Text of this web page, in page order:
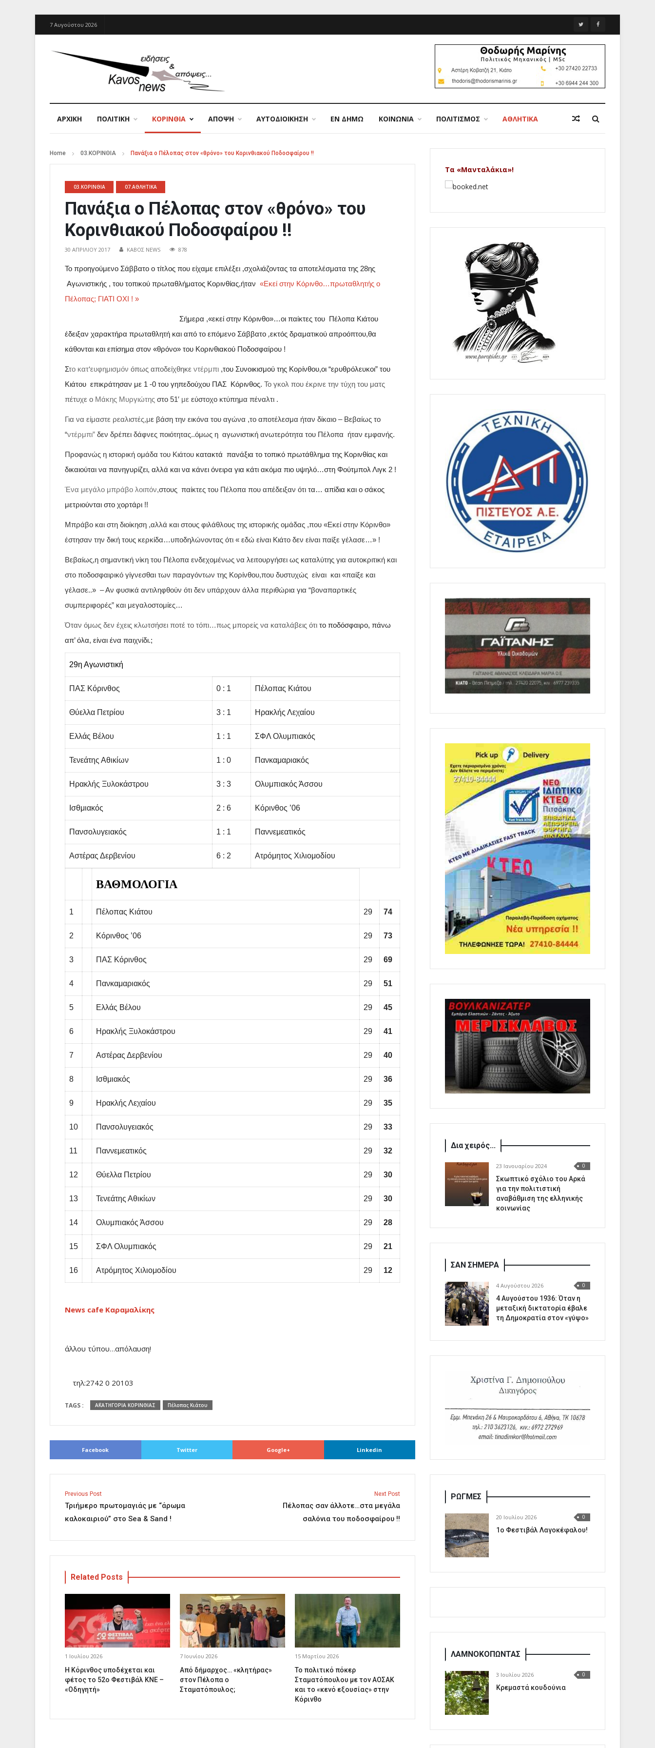
7 Αυγούστου 2026
ΑΡΧΙΚΉ ΠΟΛΙΤΙΚΗ ΚΟΡΙΝΘΙΑ ΑΠΟΨΗ ΑΥΤΟΔΙΟΙΚΗΣΗ ΕΝ ΔΗΜΩ ΚΟΙΝΩΝΙΑ ΠΟΛΙΤΙΣΜΟΣ ΑΘΛΗΤΙΚΑ
Home 03.ΚΟΡΙΝΘΙΑ Πανάξια ο Πέλοπας στον «θρόνο» του Κορινθιακού Ποδοσφαίρου !!
03.ΚΟΡΙΝΘΙΑ 07.ΑΘΛΗΤΙΚΑ
Πανάξια ο Πέλοπας στον «θρόνο» του
Κορινθιακού Ποδοσφαίρου !!
30 ΑΠΡΙΛΊΟΥ 2017 ΚΑΒΟΣ NEWS 878
Το προηγούμενο Σάββατο ο τίτλος που είχαμε επιλέξει ,σχολιάζοντας τα αποτελέσματα της 28ης
Αγωνιστικής , του τοπικού πρωταθλήματος Κορινθίας,ήταν «Εκεί στην Κόρινθο…πρωταθλητής ο
Πέλοπας; ΓΙΑΤΙ ΟΧΙ ! »
Σήμερα ,«εκεί στην Κόρινθο»…οι παίκτες του Πέλοπα Κιάτου
έδειξαν χαρακτήρα πρωταθλητή και από το επόμενο Σάββατο ,εκτός δραματικού απροόπτου,θα
κάθονται και επίσημα στον «θρόνο» του Κορινθιακού Ποδοσφαίρου !
Στο κατ‘ευφημισμόν όπως αποδείχθηκε ντέρμπι ,του Συνοικισμού της Κορίνθου,οι “ερυθρόλευκοι” του
Κιάτου επικράτησαν με 1 -0 του γηπεδούχου ΠΑΣ Κόρινθος. Το γκολ που έκρινε την τύχη του ματς
πέτυχε ο Μάκης Μυργιώτης στο 51′ με εύστοχο κτύπημα πέναλτι .
Για να είμαστε ρεαλιστές,με βάση την εικόνα του αγώνα ,το αποτέλεσμα ήταν δίκαιο – Βεβαίως το
“ντέρμπι” δεν δρέπει δάφνες ποιότητας..όμως η αγωνιστική ανωτερότητα του Πέλοπα ήταν εμφανής.
Προφανώς η ιστορική ομάδα του Κιάτου κατακτά πανάξια το τοπικό πρωτάθλημα της Κορινθίας και
δικαιούται να πανηγυρίζει, αλλά και να κάνει όνειρα για κάτι ακόμα πιο υψηλό…στη Φούτμπολ Λιγκ 2 !
Ένα μεγάλο μπράβο λοιπόν,στους παίκτες του Πέλοπα που απέδειξαν ότι τα… απίδια και ο σάκος
μετριούνται στο χορτάρι !!
Μπράβο και στη διοίκηση ,αλλά και στους φιλάθλους της ιστορικής ομάδας ,που «Εκεί στην Κόρινθο»
έστησαν την δική τους κερκίδα…υποδηλώνοντας ότι « εδώ είναι Κιάτο δεν είναι παίξε γέλασε…» !
Βεβαίως,η σημαντική νίκη του Πέλοπα ενδεχομένως να λειτουργήσει ως καταλύτης για αυτοκριτική και
στο ποδοσφαιρικό γίγνεσθαι των παραγόντων της Κορίνθου,που δυστυχώς είναι και «παίξε και
γέλασε..» – Αν φυσικά αντιληφθούν ότι δεν υπάρχουν άλλα περιθώρια για “βοναπαρτικές
συμπεριφορές” και μεγαλοστομίες…
Όταν όμως δεν έχεις κλωτσήσει ποτέ το τόπι…πως μπορείς να καταλάβεις ότι το ποδόσφαιρο, πάνω
απ’ όλα, είναι ένα παιχνίδι.;
29η Αγωνιστική
ΠΑΣ Κόρινθος 0 : 1 Πέλοπας Κιάτου
Θύελλα Πετρίου 3 : 1 Ηρακλής Λεχαίου
Ελλάς Βέλου 1 : 1 ΣΦΛ Ολυμπιακός
Τενεάτης Αθικίων 1 : 0 Πανκαμαριακός
Ηρακλής Ξυλοκάστρου 3 : 3 Ολυμπιακός Άσσου
Ισθμιακός 2 : 6 Κόρινθος ’06
Πανσολυγειακός 1 : 1 Παννεμεατικός
Αστέρας Δερβενίου 6 : 2 Ατρόμητος Χιλιομοδίου
ΒΑΘΜΟΛΟΓΙΑ
1 Πέλοπας Κιάτου 29 74
2 Κόρινθος ’06 29 73
3 ΠΑΣ Κόρινθος 29 69
4 Πανκαμαριακός 29 51
5 Ελλάς Βέλου 29 45
6 Ηρακλής Ξυλοκάστρου 29 41
7 Αστέρας Δερβενίου 29 40
8 Ισθμιακός 29 36
9 Ηρακλής Λεχαίου 29 35
10 Πανσολυγειακός 29 33
11 Παννεμεατικός 29 32
12 Θύελλα Πετρίου 29 30
13 Τενεάτης Αθικίων 29 30
14 Ολυμπιακός Άσσου 29 28
15 ΣΦΛ Ολυμπιακός 29 21
16 Ατρόμητος Χιλιομοδίου 29 12
News cafe Καραμαλίκης
άλλου τύπου…απόλαυση!
τηλ:2742 0 20103
TAGS : Α΄ΚΑΤΗΓΟΡΙΑ ΚΟΡΙΝΘΙΑΣ Πέλοπας Κιάτου
Facebook Twitter Google+ Linkedin
Previous Post
Τριήμερο πρωτομαγιάς με “άρωμα
καλοκαιριού” στο Sea & Sand !
Next Post
Πέλοπας σαν άλλοτε…στα μεγάλα
σαλόνια του ποδοσφαίρου !!
Related Posts
1 Ιουλίου 2026
Η Κόρινθος υποδέχεται και
φέτος το 52ο Φεστιβάλ ΚΝΕ –
«Οδηγητή»
7 Ιουνίου 2026
Από δήμαρχος… «κλητήρας»
στον Πέλοπα ο
Σταματόπουλος;
15 Μαρτίου 2026
Το πολιτικό πόκερ
Σταματόπουλου με τον ΑΟΣΑΚ
και το «κενό εξουσίας» στην
Κόρινθο
Τα «Μανταλάκια»!
Δια χειρός...
23 Ιανουαρίου 2024 0
Σκωπτικό σχόλιο του Αρκά
για την πολιτιστική
αναβάθμιση της ελληνικής
κοινωνίας
ΣΑΝ ΣΗΜΕΡΑ
4 Αυγούστου 2026 0
4 Αυγούστου 1936: Όταν η
μεταξική δικτατορία έβαλε
τη Δημοκρατία στον «γύψο»
ΡΩΓΜΕΣ
20 Ιουλίου 2026 0
1o Φεστιβάλ Λαγοκέφαλου!
ΛΑΜΝΟΚΟΠΩΝΤΑΣ
3 Ιουλίου 2026 0
Κρεμαστά κουδούνια